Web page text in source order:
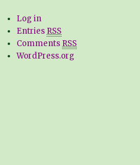
Log in
Entries RSS
Comments RSS
WordPress.org